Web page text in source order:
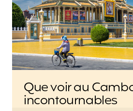
Que voir au
incontournables